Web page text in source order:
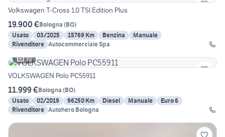
Volkswagen T-Cross 1.0 TSI Edition Plus
19.900 €Bologna (BO)
Usato
03/2025 15769 Km Benzina
Manuale
Rivenditore Autocommerciale Spa
10
VOLKSWAGEN Polo PC55911
11.999 €Bologna (BO)
Usato
02/2019 96250 Km Diesel Manuale
Euro 6
Rivenditore Autohero Bologna